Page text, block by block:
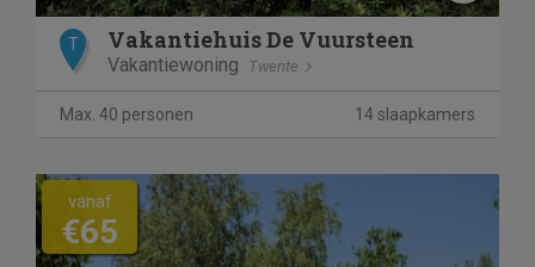
T Vakantiehuis De Vuursteen
Vakantiewoning Twente
Max. 40 personen 14 slaapkamers
vanaf
€65